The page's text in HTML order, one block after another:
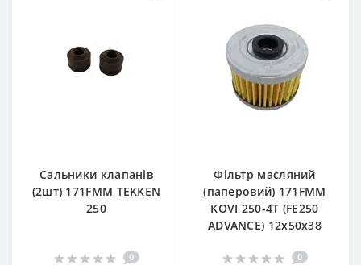
Сальники клапанів
(2шт) 171FMM TEKKEN
250
0
Фільтр масляний
(паперовий) 171FMM
KOVI 250-4T (FE250
ADVANCE) 12х50х38
0